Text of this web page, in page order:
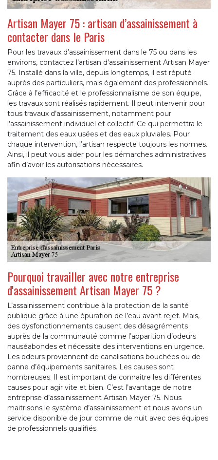
Artisan Mayer 75 : artisan d’assainissement à
contacter dans le Paris
Pour les travaux d’assainissement dans le 75 ou dans les
environs, contactez l’artisan d’assainissement Artisan Mayer
75. Installé dans la ville, depuis longtemps, il est réputé
auprès des particuliers, mais également des professionnels.
Grâce à l’efficacité et le professionnalisme de son équipe,
les travaux sont réalisés rapidement. Il peut intervenir pour
tous travaux d’assainissement, notamment pour
l’assainissement individuel et collectif. Ce qui permettra le
traitement des eaux usées et des eaux pluviales. Pour
chaque intervention, l’artisan respecte toujours les normes.
Ainsi, il peut vous aider pour les démarches administratives
afin d’avoir les autorisations nécessaires.
Pourquoi travailler avec notre entreprise
d'assainissement Artisan Mayer 75 ?
L’assainissement contribue à la protection de la santé
publique grâce à une épuration de l’eau avant rejet. Mais,
des dysfonctionnements causent des désagréments
auprès de la communauté comme l’apparition d’odeurs
nauséabondes et nécessite des interventions en urgence.
Les odeurs proviennent de canalisations bouchées ou de
panne d’équipements sanitaires. Les causes sont
nombreuses. Il est important de connaitre les différentes
causes pour agir vite et bien. C’est l’avantage de notre
entreprise d’assainissement Artisan Mayer 75. Nous
maitrisons le système d’assainissement et nous avons un
service disponible de jour comme de nuit avec des équipes
de professionnels qualifiés.